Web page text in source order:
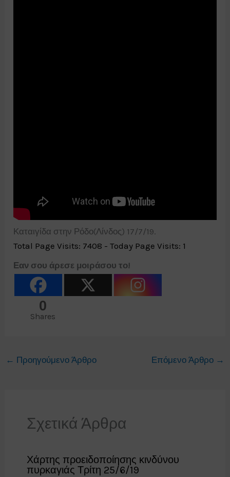
Καταιγίδα στην Ρόδο(Λίνδος) 17/7/19.
Total Page Visits: 7408 - Today Page Visits: 1
Εαν σου άρεσε μοιράσου το!
0
Shares
← Προηγούμενο Άρθρο Επόμενο Άρθρο →
Σχετικά Άρθρα
Χάρτης προειδοποίησης κινδύνου
πυρκαγιάς Τρίτη 25/6/19